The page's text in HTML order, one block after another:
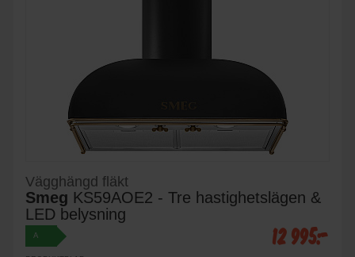
Vägghängd fläkt
Smeg KS59AOE2 - Tre hastighetslägen &
LED belysning
A 12 995:-